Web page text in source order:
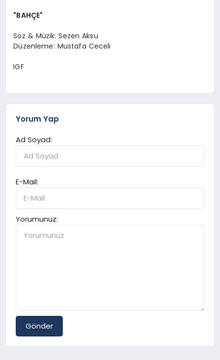
"BAHÇE"
Söz & Müzik: Sezen Aksu
Düzenleme: Mustafa Ceceli
IGF
Yorum Yap
Ad Soyad:
E-Mail:
Yorumunuz:
Gönder